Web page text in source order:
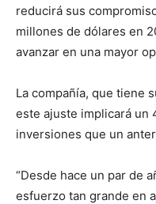
reducirá sus
millones de dólares en
avanzar en una mayor
La compañía, que tiene
este ajuste implicará un
inversiones que un
“Desde hace un par de
esfuerzo tan grande en